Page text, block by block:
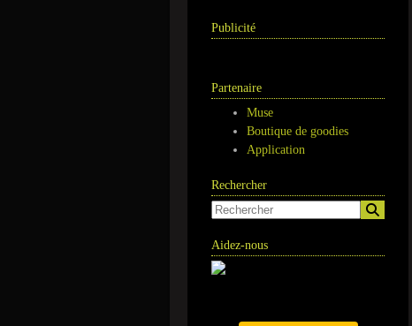
Publicité
Partenaire
Muse
Boutique de goodies
Application
Rechercher
Aidez-nous